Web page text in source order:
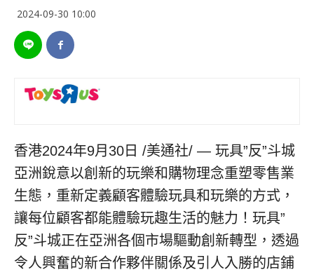
2024-09-30 10:00
香港2024年9月30日 /美通社/ — 玩具”反”斗城
亞洲銳意以創新的玩樂和購物理念重塑零售業
生態，重新定義顧客體驗玩具和玩樂的方式，
讓每位顧客都能體驗玩趣生活的魅力！玩具”
反”斗城正在亞洲各個市場驅動創新轉型，透過
令人興奮的新合作夥伴關係及引人入勝的店鋪